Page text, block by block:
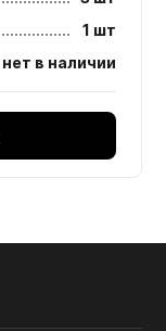
1 шт
нет в наличии